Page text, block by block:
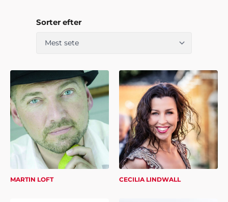
Sorter efter
MARTIN LOFT CECILIA LINDWALL